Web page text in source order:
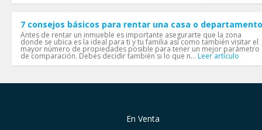
7 consejos básicos para rentar una casa o departamento
Antes de rentar un inmueble es importante asegurarte que la zona
donde se ubica es la ideal para ti y tu familia así como también visitar el
mayor número de propiedades posible para tener un mejor parámetro
de comparación. Debes decidir también si lo que n... Leer artículo
En Venta